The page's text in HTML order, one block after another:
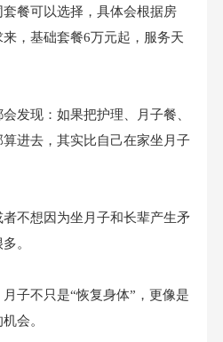
餐可以选择，具体会根据房
，基础套餐6万元起，服务天
发现：如果把护理、月子餐、
进去，其实比自己在家坐月子
不想因为坐月子和长辈产生矛
。
子不只是“恢复身体”，更像是
会。